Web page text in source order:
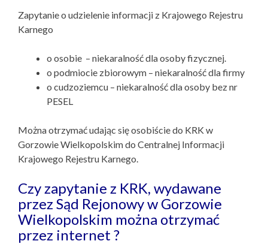
Zapytanie o udzielenie informacji z Krajowego Rejestru
Karnego
o osobie – niekaralność dla osoby fizycznej.
o podmiocie zbiorowym – niekaralność dla firmy
o cudzoziemcu – niekaralność dla osoby bez nr
PESEL
Można otrzymać udając się osobiście do KRK w
Gorzowie Wielkopolskim do Centralnej Informacji
Krajowego Rejestru Karnego.
Czy zapytanie z KRK, wydawane
przez Sąd Rejonowy w Gorzowie
Wielkopolskim można otrzymać
przez internet ?